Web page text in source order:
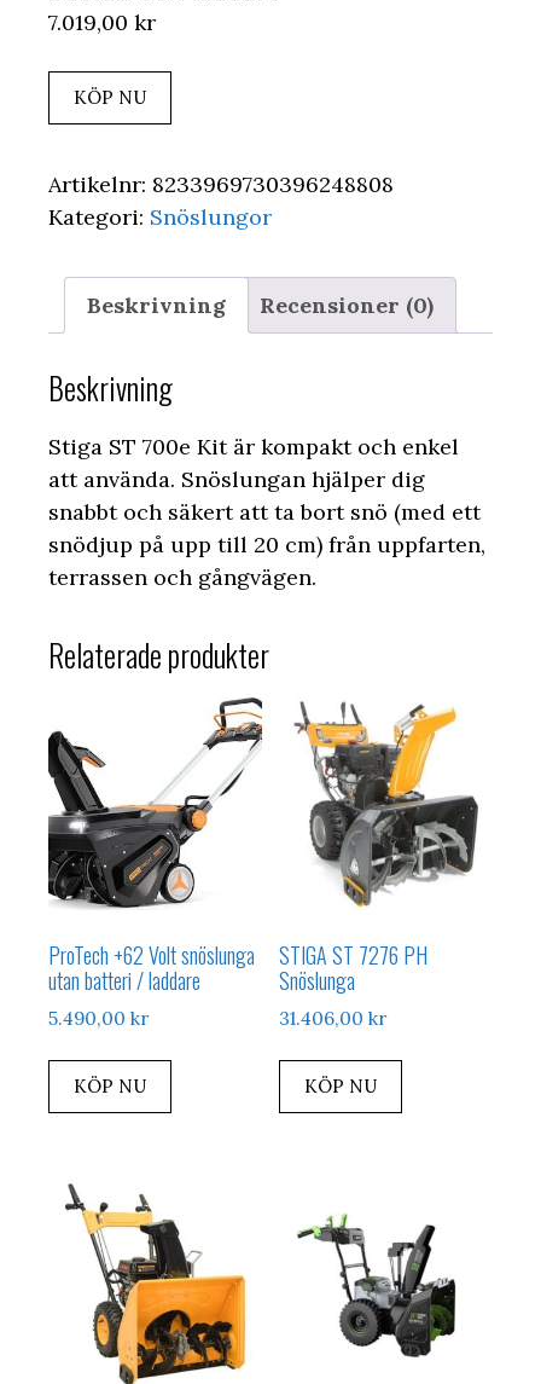
7.019,00 kr
KÖP NU
Artikelnr: 8233969730396248808
Kategori: Snöslungor
Beskrivning Recensioner (0)
Beskrivning
Stiga ST 700e Kit är kompakt och enkel
att använda. Snöslungan hjälper dig
snabbt och säkert att ta bort snö (med ett
snödjup på upp till 20 cm) från uppfarten,
terrassen och gångvägen.
Relaterade produkter
ProTech +62 Volt snöslunga
utan batteri / laddare
5.490,00 kr
KÖP NU
STIGA ST 7276 PH
Snöslunga
31.406,00kr
KÖP NU